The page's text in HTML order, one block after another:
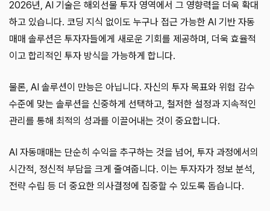
2026년, AI 기술은 해외선물 투자 영역에서 그 영향력을 더욱 확대
하고 있습니다. 코딩 지식 없이도 누구나 접근 가능한 AI 기반 자동
매매 솔루션은 투자자들에게 새로운 기회를 제공하며, 더욱 효율적
이고 합리적인 투자 방식을 가능하게 합니다.
물론, AI 솔루션이 만능은 아닙니다. 자신의 투자 목표와 위험 감수
수준에 맞는 솔루션을 신중하게 선택하고, 철저한 설정과 지속적인
관리를 통해 최적의 성과를 이끌어내는 것이 중요합니다.
AI 자동매매는 단순히 수익을 추구하는 것을 넘어, 투자 과정에서의
시간적, 정신적 부담을 크게 줄여줍니다. 이는 투자자가 정보 분석,
전략 수립 등 더 중요한 의사결정에 집중할 수 있도록 돕습니다.